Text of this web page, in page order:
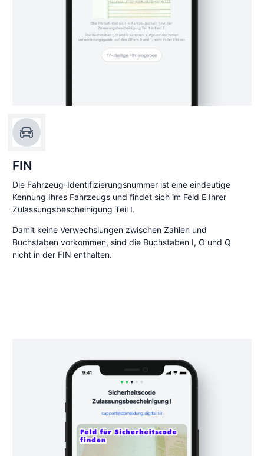
FIN
Die Fahrzeug-Identifizierungsnummer ist eine eindeutige
Kennung Ihres Fahrzeugs und findet sich im Feld E Ihrer
Zulassungsbescheinigung Teil I.
Damit keine Verwechslungen zwischen Zahlen und
Buchstaben vorkommen, sind die Buchstaben I, O und Q
nicht in der FIN enthalten.